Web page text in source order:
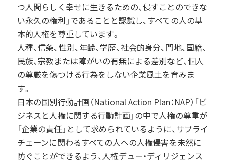
つ人間らしく幸せに生きるための、侵すことのできな
い永久の権利」であることと認識し、すべての人の基
本的人権を尊重しています。
人種、信条、性別、年齢、学歴、社会的身分、門地、国籍、
民族、宗教または障がいの有無による差別など、個人
の尊厳を傷つける行為をしない企業風土を育みま
す。
日本の国別行動計画（National Action Plan：NAP）「ビ
ジネスと人権に関する行動計画」の中で人権の尊重が
「企業の責任」として求められているように、サプライ
チェーンに関わるすべての人への人権侵害を未然に
防ぐことができるよう、人権デュー・ディリジェンス